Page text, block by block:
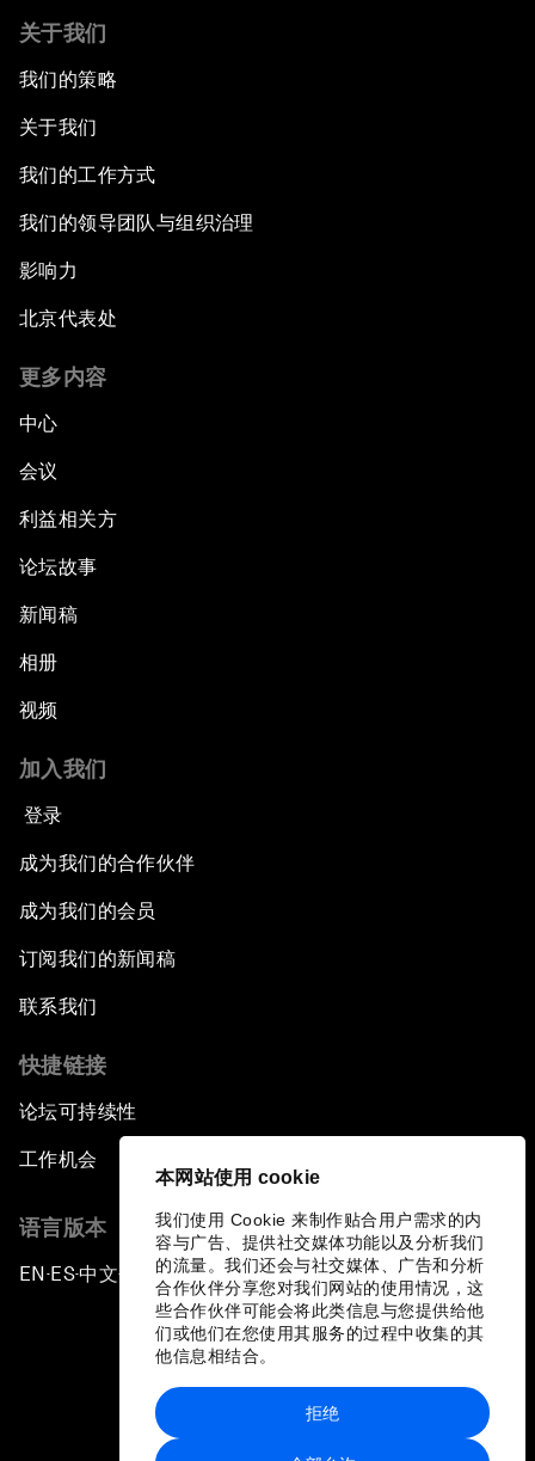
本网站使用 cookie
我们使用 Cookie 来制作贴合用户需求的内
容与广告、提供社交媒体功能以及分析我们
的流量。我们还会与社交媒体、广告和分析
合作伙伴分享您对我们网站的使用情况，这
些合作伙伴可能会将此类信息与您提供给他
们或他们在您使用其服务的过程中收集的其
他信息相结合。
拒绝
关于我们
我们的策略
关于我们
我们的工作方式
我们的领导团队与组织治理
影响力
北京代表处
更多内容
中心
会议
利益相关方
论坛故事
新闻稿
相册
视频
加入我们
登录
成为我们的合作伙伴
成为我们的会员
订阅我们的新闻稿
联系我们
快捷链接
论坛可持续性
工作机会
语言版本
EN ▪ES▪中文▪ 日本語